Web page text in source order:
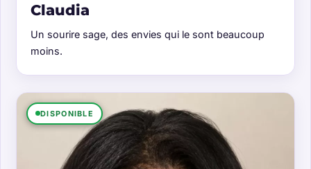
Claudia
Un sourire sage, des envies qui le sont beaucoup
moins.
DISPONIBLE